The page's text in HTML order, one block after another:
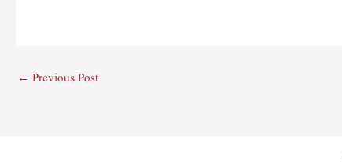
← Previous Post